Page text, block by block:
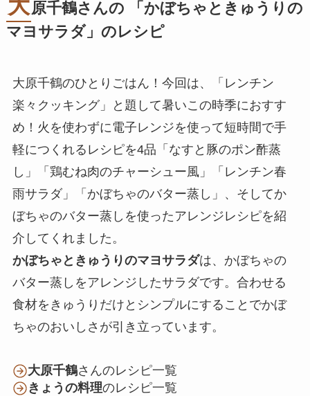
大原千鶴さんの 「かぼちゃときゅうりの
マヨサラダ」のレシピ
大原千鶴のひとりごはん！今回は、「レンチン
楽々クッキング」と題して暑いこの時季におすす
め！火を使わずに電子レンジを使って短時間で手
軽につくれるレシピを4品「なすと豚のポン酢蒸
し」「鶏むね肉のチャーシュー風」「レンチン春
雨サラダ」「かぼちゃのバター蒸し」、そしてか
ぼちゃのバター蒸しを使ったアレンジレシピを紹
介してくれました。
かぼちゃときゅうりのマヨサラダは、かぼちゃの
バター蒸しをアレンジしたサラダです。合わせる
食材をきゅうりだけとシンプルにすることでかぼ
ちゃのおいしさが引き立っています。
大原千鶴さんのレシピ一覧
きょうの料理のレシピ一覧